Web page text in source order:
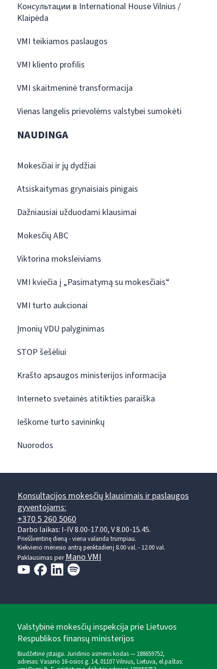
Консультации в International House Vilnius /
Klaipėda
VMI teikiamos paslaugos
VMI kliento profilis
VMI skaitmeninė transformacija
Vienas langelis prievolėms valstybei sumokėti
NAUDINGA
Mokesčiai ir jų dydžiai
Atsiskaitymas grynaisiais pinigais
Dažniausiai užduodami klausimai
Mokesčių ABC
Viktorina moksleiviams
VMI kviečia į „Pasimatymą su mokesčiais“
VMI turto aukcionai
Įmonių VDU palyginimas
STOP šešėliui
Krašto apsaugos ministerijos informacija
Interneto svetainės atitikties paraiška
Ieškome turto savininkų
Nuorodos
Konsultacijos mokesčių klausimais ir paslaugos
gyventojams:
+370 5 260 5060
Darbo laikas: I-IV 8.00-17.00, V 8.00-15.45.
Prieššventinę dieną - viena valanda trumpiau.
Kiekvieno mėnesio antrą penktadienį 8.00 val. - 12.00 val.
Paklausimas perMano VMI
Valstybinė mokesčių inspekcija prie Lietuvos
Respublikos finansų ministerijos
Biudžetinė įstaiga. Juridinio asmens kodas — 188659752,
adresas: Vasario 16-osios g. 14, 01107 Vilnius, Lietuva, el.paštas: